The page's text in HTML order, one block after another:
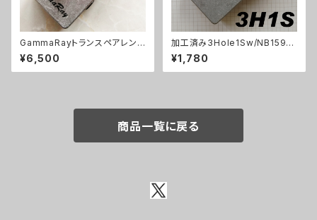
GammaRayトランスペアレント
系ODキット【BASIC KIT】
¥6,500
加工済み3Hole1Sw/NB1590
B（112x61x32mm）アルミダイ
キャストケース
¥1,780
商品一覧に戻る